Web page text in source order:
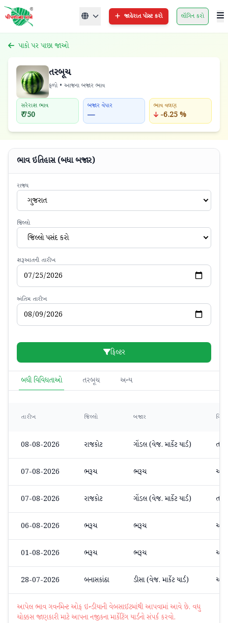
જાહેરાત પોસ્ટ કરો લૉગિન કરો
પાકો પર પાછા જાઓ
તરબૂચ
ફળો • આજના બજાર ભાવ
સરેરાશ ભાવ
₹ 750
બજાર વેપાર
—
ભાવ વલણ
-6.25 %
ભાવ ઇતિહાસ (બધા બજાર)
રાજ્ય
ગુજરાત
જિલ્લો
જિલ્લો પસંદ કરો
શરૂઆતની તારીખ
અંતિમ તારીખ
ફિલ્ટર
બધી વિવિધતાઓ તરબૂચ અન્ય
તારીખ જિલ્લો બજાર
08-08-2026 રાજકોટ ગોંડલ (વેજ. માર્કેટ યાર્ડ)
07-08-2026 ભરૂચ ભરૂચ અન્ય
07-08-2026 રાજકોટ ગોંડલ (વેજ. માર્કેટ યાર્ડ)
06-08-2026 ભરૂચ ભરૂચ અન્ય
01-08-2026 ભરૂચ ભરૂચ અન્ય
28-07-2026 બનાસકાંઠા ડીસા (વેજ. માર્કેટ યાર્ડ) અન્ય
આપેલ ભાવ ગવર્નમેન્ટ ઓફ ઇન્ડીયાની વેબસાઈટમાંથી આપવામાં આવે છે. વધુ
ચોક્કસ જાણકારી માટે આપના નજીકના માર્કેટિંગ યાર્ડનો સંપર્ક કરવો.